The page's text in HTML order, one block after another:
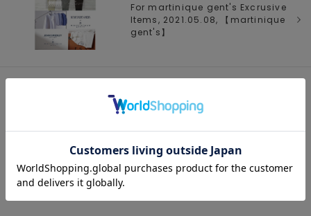
For martinique gent's Excrusive
Items, 2021.05.08, 【 martinique
gent's 】
1/1 ページ全3件
1